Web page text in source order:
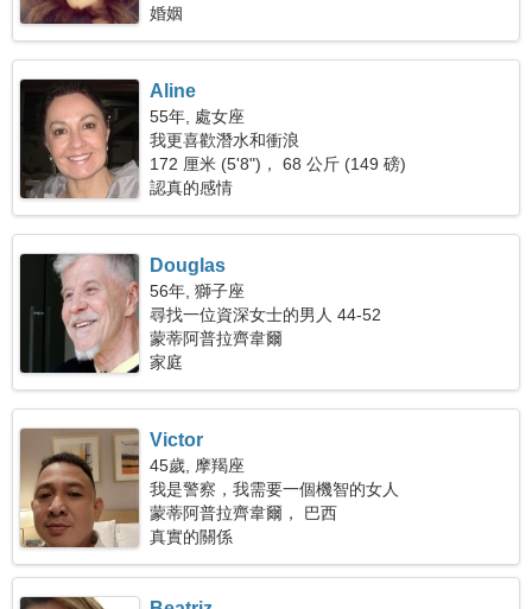
婚姻
Aline
55年, 處女座
我更喜歡潛水和衝浪
172 厘米 (5'8")， 68 公斤 (149 磅)
認真的感情
Douglas
56年, 獅子座
尋找一位資深女士的男人 44-52
蒙蒂阿普拉齊韋爾
家庭
Victor
45歲, 摩羯座
我是警察，我需要一個機智的女人
蒙蒂阿普拉齊韋爾， 巴西
真實的關係